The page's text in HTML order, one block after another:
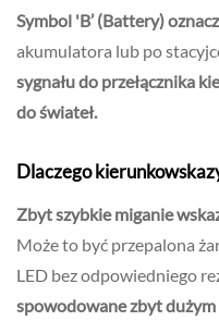
Symbol 'B’ (Battery)
akumulatora lub po
sygnału do przełącznika
do świateł.
Dlaczego
Zbyt szybkie miganie
Może to być przepalona
LED bez odpowiedniego
spowodowane zbyt